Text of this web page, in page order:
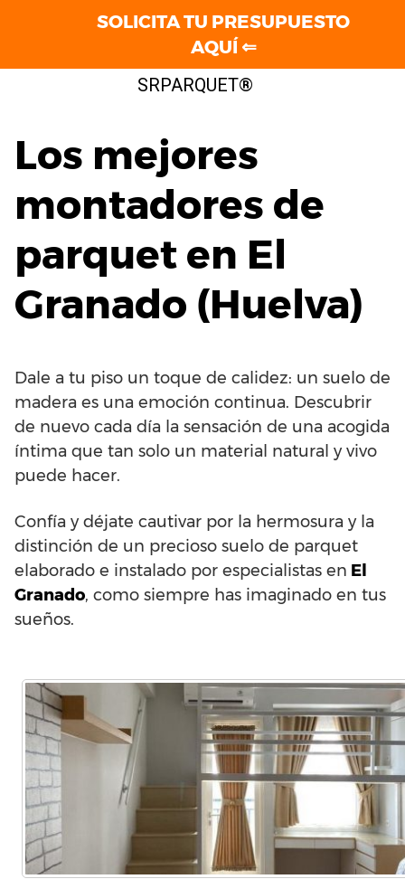
SRPARQUET®
Los mejores
montadores de
parquet en El
Granado (Huelva)
Dale a tu piso un toque de calidez: un suelo de
madera es una emoción continua. Descubrir
de nuevo cada día la sensación de una acogida
íntima que tan solo un material natural y vivo
puede hacer.
Confía y déjate cautivar por la hermosura y la
distinción de un precioso suelo de parquet
elaborado e instalado por especialistas en El
Granado, como siempre has imaginado en tus
sueños.
SOLICITA TU PRESUPUESTO
AQUÍ ⇐